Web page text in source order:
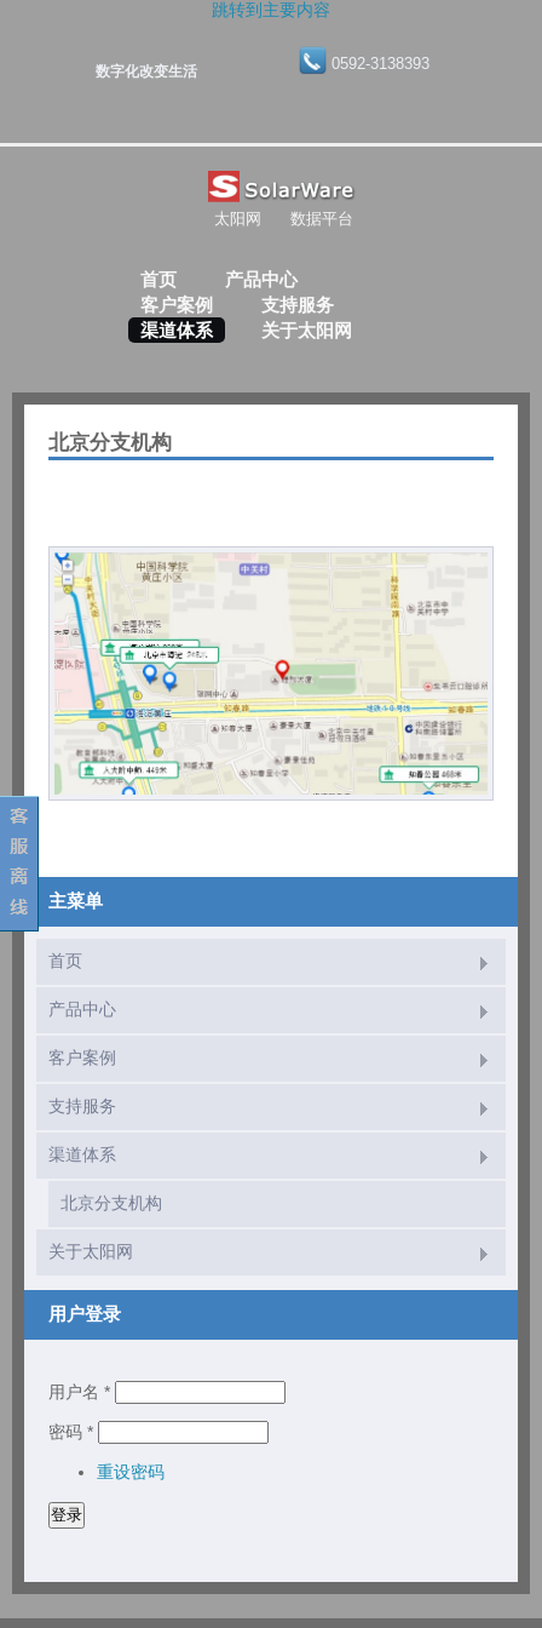
跳转到主要内容
数字化改变生活 0592-3138393
太阳网 数据平台
首页
产品中心
客户案例
支持服务
渠道体系
关于太阳网
北京分支机构
主菜单
首页
产品中心
客户案例
支持服务
渠道体系
北京分支机构
关于太阳网
用户登录
用户名 *
密码 *
重设密码